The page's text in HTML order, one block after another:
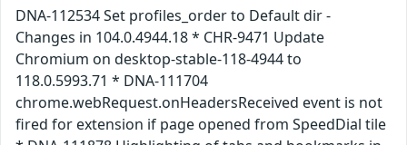
DNA-112534 Set profiles_order to Default dir -
Changes in 104.0.4944.18 * CHR-9471 Update
Chromium on desktop-stable-118-4944 to
118.0.5993.71 * DNA-111704
chrome.webRequest.onHeadersReceived event is not
fired for extension if page opened from SpeedDial tile